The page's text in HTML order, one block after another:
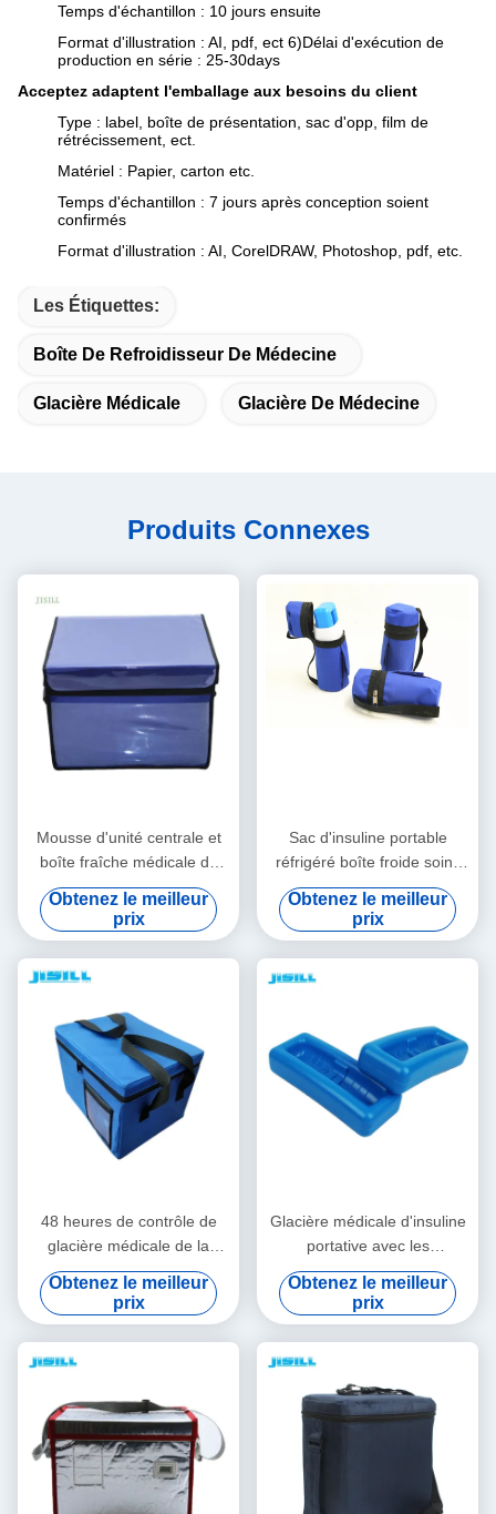
Temps d'échantillon : 10 jours ensuite
Format d'illustration : AI, pdf, ect 6)Délai d'exécution de
production en série : 25-30days
Acceptez adaptent l'emballage aux besoins du client
Type : label, boîte de présentation, sac d'opp, film de
rétrécissement, ect.
Matériel : Papier, carton etc.
Temps d'échantillon : 7 jours après conception soient
confirmés
Format d'illustration : AI, CorelDRAW, Photoshop, pdf, etc.
Les Étiquettes:
Boîte De Refroidisseur De Médecine
Glacière Médicale Glacière De Médecine
Produits Connexes
Mousse d'unité centrale et
boîte fraîche médicale de
panneau d'isolation de vide
pour le transport de chaîne
du froid
Obtenez le meilleur
prix
Sac d'insuline portable
réfrigéré boîte froide soins
personnels avec logo -
Imprimé pour les aliments
surgelés
Obtenez le meilleur
prix
48 heures de contrôle de
glacière médicale de la
température isolée avec le
sac de tissu d'Oxford
Obtenez le meilleur
prix
Glacière médicale d'insuline
portative avec les
températures
personnalisables faciles à
nettoyer
Obtenez le meilleur
prix